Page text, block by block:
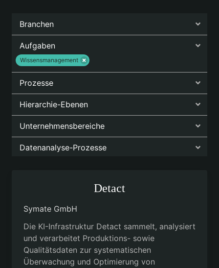
Branchen
Aufgaben
Wissensmanagement
Prozesse
Hierarchie-Ebenen
Unternehmensbereiche
Datenanalyse-Prozesse
Detact
Symate GmbH
Die KI-Infrastruktur Detact sammelt, analysiert
und verarbeitet Produktions- sowie
Qualitätsdaten zur systematischen
Überwachung und Optimierung von